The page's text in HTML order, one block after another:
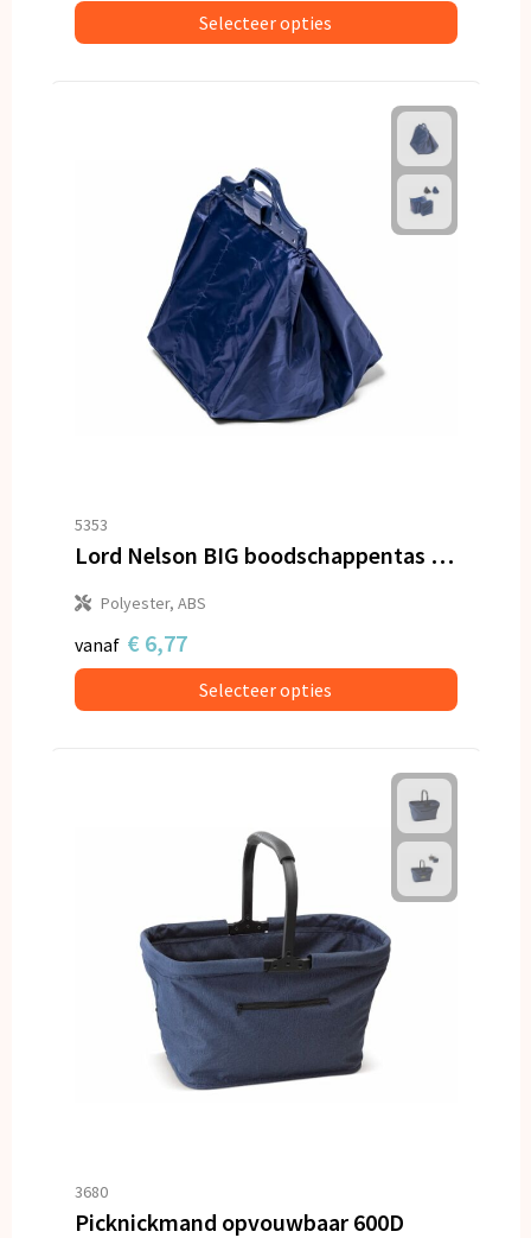
Selecteer opties
5353
Lord Nelson BIG boodschappentas met koelvak 41x33x28 cm
Polyester, ABS
vanaf € 6,77
Selecteer opties
3680
Picknickmand opvouwbaar 600D